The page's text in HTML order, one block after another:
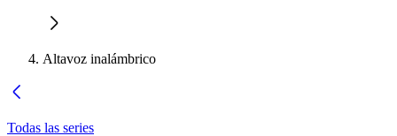
Altavoz inalámbrico
Todas las series